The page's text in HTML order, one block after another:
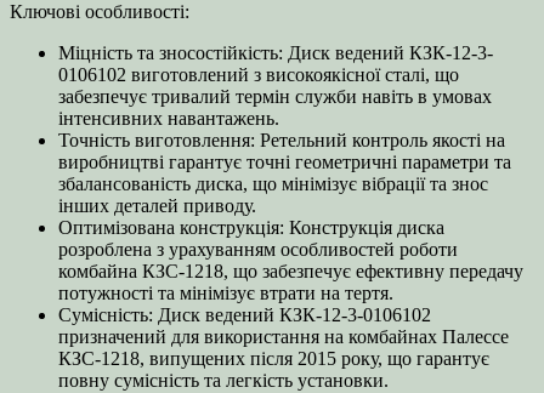
Ключові особливості:
Міцність та зносостійкість: Диск ведений КЗК-12-3-
0106102 виготовлений з високоякісної сталі, що
забезпечує тривалий термін служби навіть в умовах
інтенсивних навантажень.
Точність виготовлення: Ретельний контроль якості на
виробництві гарантує точні геометричні параметри та
збалансованість диска, що мінімізує вібрації та знос
інших деталей приводу.
Оптимізована конструкція: Конструкція диска
розроблена з урахуванням особливостей роботи
комбайна КЗС-1218, що забезпечує ефективну передачу
потужності та мінімізує втрати на тертя.
Сумісність: Диск ведений КЗК-12-3-0106102
призначений для використання на комбайнах Палессе
КЗС-1218, випущених після 2015 року, що гарантує
повну сумісність та легкість установки.